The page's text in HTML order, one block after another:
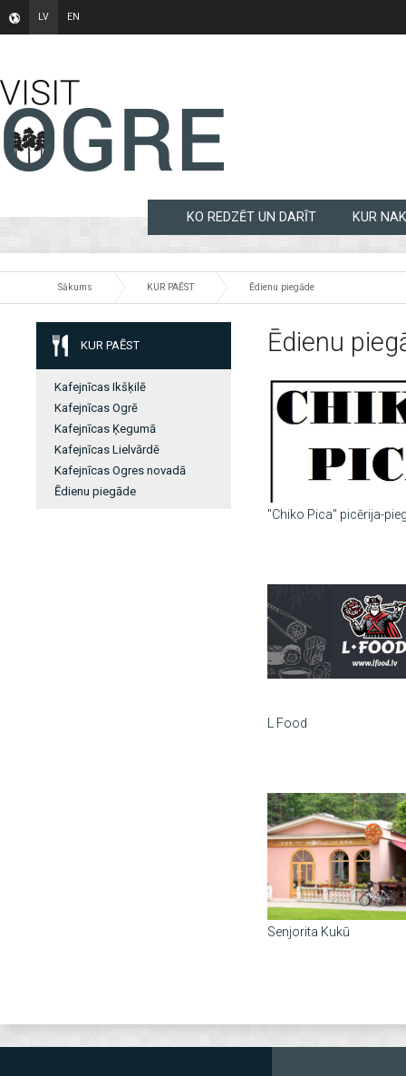
LV EN
KO REDZĒT UN DARĪT KUR
Sākums KUR PAĒST Ēdienu piegāde
KUR PAĒST
Kafejnīcas Ikšķilē
Kafejnīcas Ogrē
Kafejnīcas Ķegumā
Kafejnīcas Lielvārdē
Kafejnīcas Ogres novadā
Ēdienu piegāde
Ēdienu
"Chiko Pica" picērija-
L Food
Senjorita Kukū